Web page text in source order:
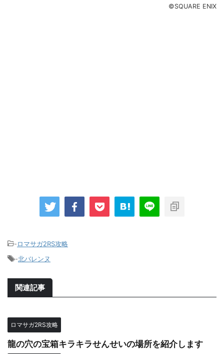
©SQUARE ENIX
-ロマサガ2RS攻略
-北バレンヌ
関連記事
ロマサガ2RS攻略
龍の穴の宝箱キラキラせんせいの場所を紹介します